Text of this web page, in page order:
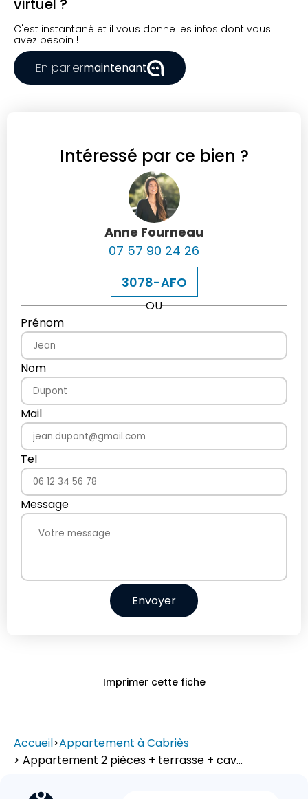
virtuel ?
C'est instantané et il vous donne les infos dont vous
avez besoin !
En parlermaintenant
Intéressé par ce bien ?
Anne Fourneau
07 57 90 24 26
3078-AFO
OU
Prénom
Nom
Mail
Tel
Message
Envoyer
Imprimer cette fiche
Accueil>Appartement à Cabriès
> Appartement 2 pièces + terrasse + cav...